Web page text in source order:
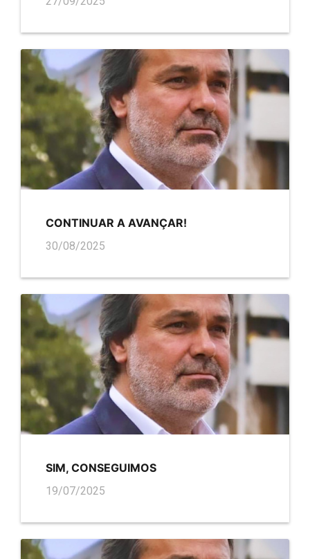
CONTINUAR A AVANÇAR!
30/08/2025
SIM, CONSEGUIMOS
19/07/2025